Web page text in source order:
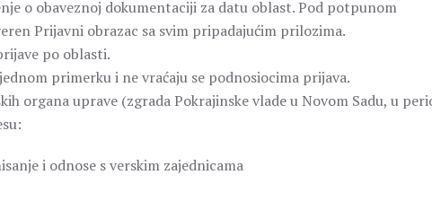
o obaveznoj dokumentaciji za datu oblast. Pod potpunom
Prijavni obrazac sa svim pripadajućim prilozima.
po oblasti.
primerku i ne vraćaju se podnosiocima prijava.
organa uprave (zgrada Pokrajinske vlade u Novom Sadu, u
i odnose s verskim zajednicama